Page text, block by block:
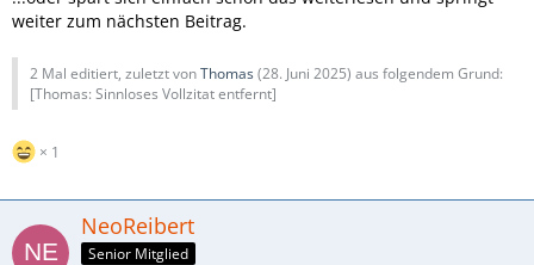
weiter zum nächsten Beitrag.
2 Mal editiert, zuletzt vonThomas(28. Juni 2025) aus folgendem Grund: ​
[Thomas: Sinnloses Vollzitat entfernt]
1
NeoReibert
Senior Mitglied